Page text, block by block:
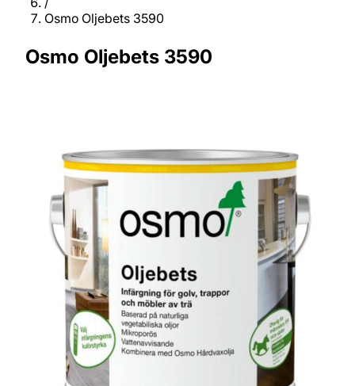
Osmo Oljebets 3590
Osmo Oljebets 3590